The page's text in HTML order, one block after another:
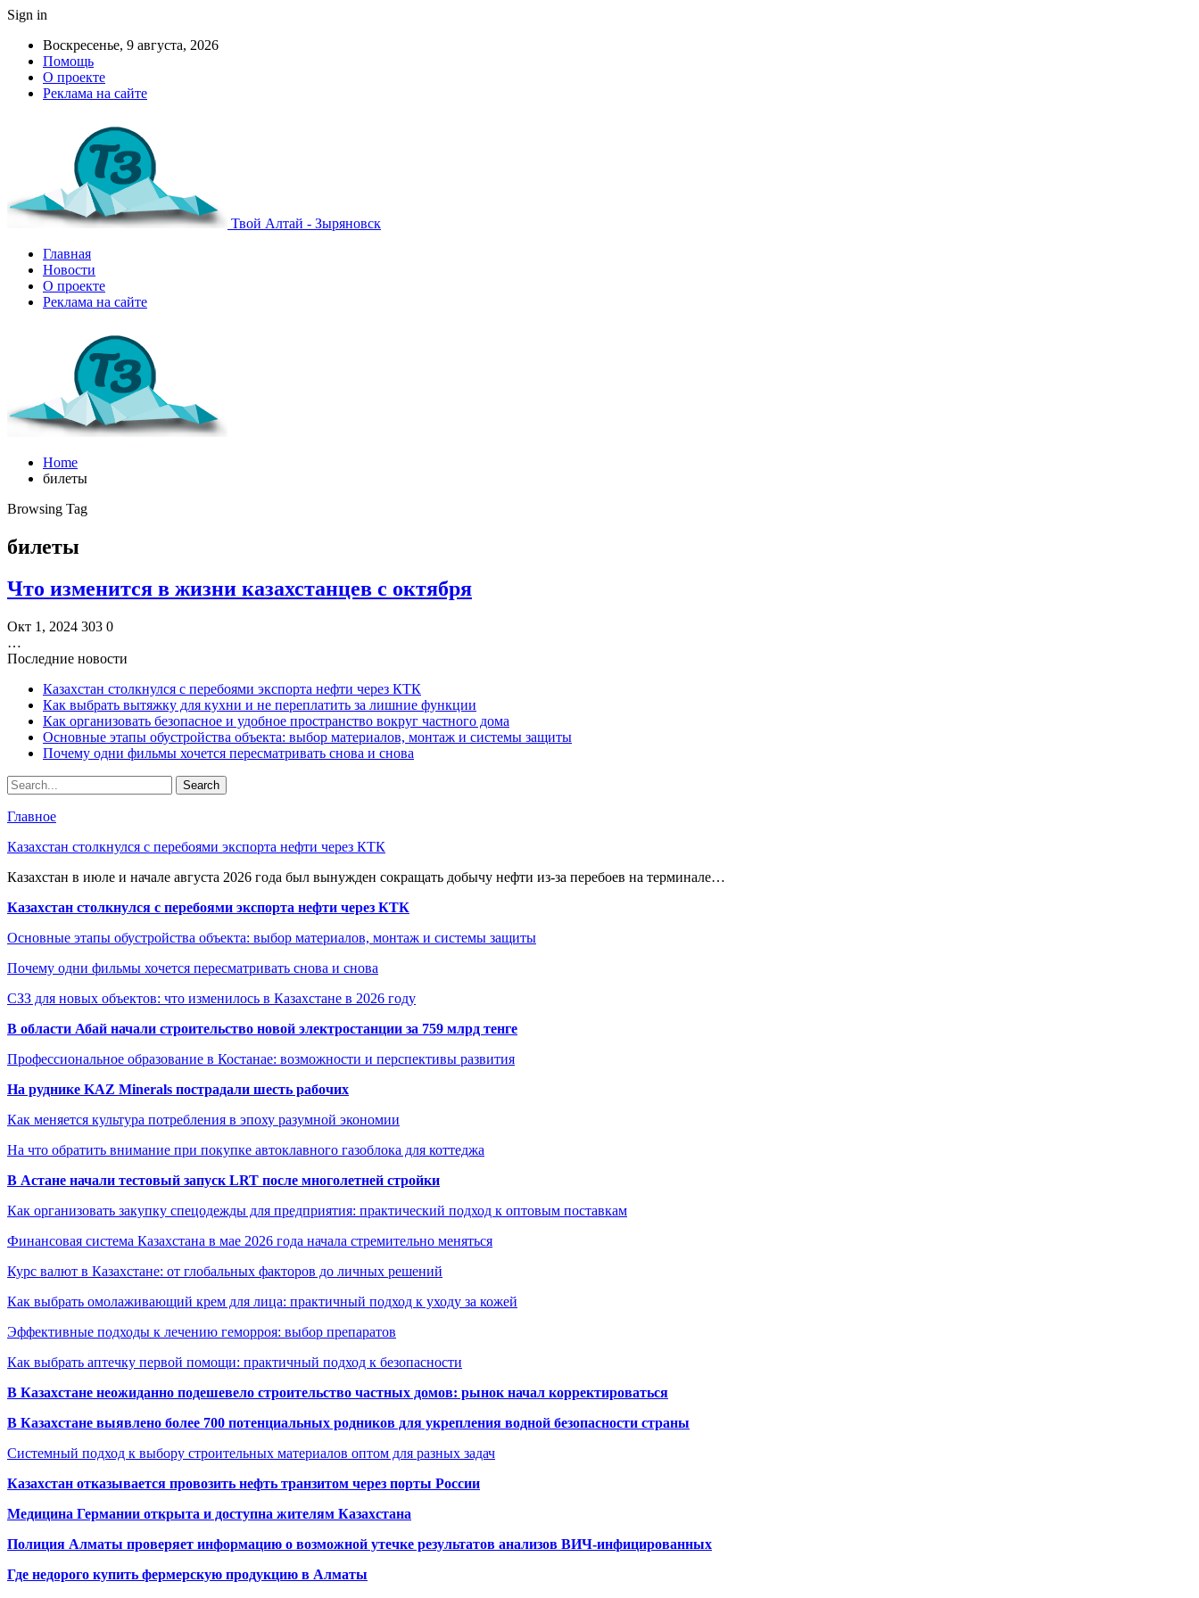
Sign in
Воскресенье, 9 августа, 2026
Помощь
О проекте
Реклама на сайте
Твой Алтай - Зыряновск
Главная
Новости
О проекте
Реклама на сайте
Home
билеты
Browsing Tag
билеты
Что изменится в жизни казахстанцев с октября
Окт 1, 2024 303 0
…
Последние новости
Казахстан столкнулся с перебоями экспорта нефти через КТК
Как выбрать вытяжку для кухни и не переплатить за лишние функции
Как организовать безопасное и удобное пространство вокруг частного дома
Основные этапы обустройства объекта: выбор материалов, монтаж и системы защиты
Почему одни фильмы хочется пересматривать снова и снова
Главное
Казахстан столкнулся с перебоями экспорта нефти через КТК
Казахстан в июле и начале августа 2026 года был вынужден сокращать добычу нефти из-за перебоев на терминале…
Казахстан столкнулся с перебоями экспорта нефти через КТК
Основные этапы обустройства объекта: выбор материалов, монтаж и системы защиты
Почему одни фильмы хочется пересматривать снова и снова
СЗЗ для новых объектов: что изменилось в Казахстане в 2026 году
В области Абай начали строительство новой электростанции за 759 млрд тенге
Профессиональное образование в Костанае: возможности и перспективы развития
На руднике KAZ Minerals пострадали шесть рабочих
Как меняется культура потребления в эпоху разумной экономии
На что обратить внимание при покупке автоклавного газоблока для коттеджа
В Астане начали тестовый запуск LRT после многолетней стройки
Как организовать закупку спецодежды для предприятия: практический подход к оптовым поставкам
Финансовая система Казахстана в мае 2026 года начала стремительно меняться
Курс валют в Казахстане: от глобальных факторов до личных решений
Как выбрать омолаживающий крем для лица: практичный подход к уходу за кожей
Эффективные подходы к лечению геморроя: выбор препаратов
Как выбрать аптечку первой помощи: практичный подход к безопасности
В Казахстане неожиданно подешевело строительство частных домов: рынок начал корректироваться
В Казахстане выявлено более 700 потенциальных родников для укрепления водной безопасности страны
Системный подход к выбору строительных материалов оптом для разных задач
Казахстан отказывается провозить нефть транзитом через порты России
Медицина Германии открыта и доступна жителям Казахстана
Полиция Алматы проверяет информацию о возможной утечке результатов анализов ВИЧ-инфицированных
Где недорого купить фермерскую продукцию в Алматы